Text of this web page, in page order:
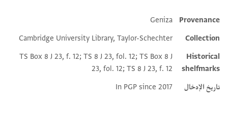
Additional metadata
Provenance
Geniza
Collection
Cambridge University Library, Taylor-Schechter
Historical
shelfmarks
TS Box 8 J 23, f. 12; TS 8 J 23, fol. 12; TS Box 8 J
23, fol. 12; TS 8 J 23, f. 12
تاريخ الإدخال
In PGP since 2017